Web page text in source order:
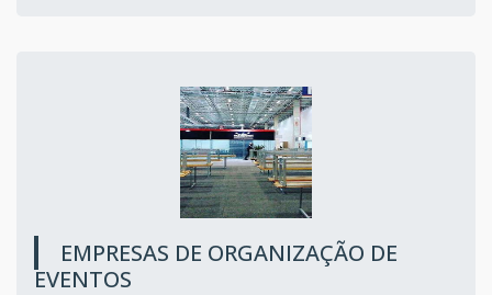
EMPRESAS DE ORGANIZAÇÃO DE
EVENTOS